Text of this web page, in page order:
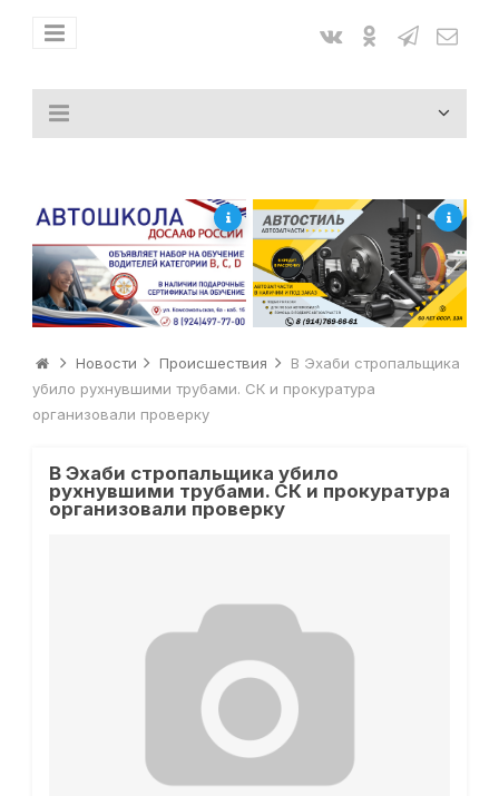
Новости Происшествия
В Эхаби стропальщика
убило рухнувшими трубами. СК и прокуратура
организовали проверку
В Эхаби стропальщика убило
рухнувшими трубами. СК и прокуратура
организовали проверку